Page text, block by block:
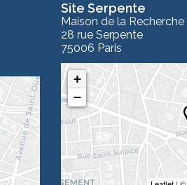
Site Serpente
Maison de la Recherche
28 rue Serpente
75006 Paris
+
−